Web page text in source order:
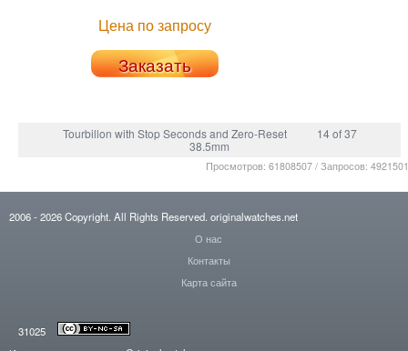
Цена по запросу
Заказать
Tourbillon with Stop Seconds and Zero-Reset
14 of 37
38.5mm
Просмотров: 61808507 / Запросов:
2006- 2026Copyright. All Rights Reserved. originalwatches.net
О нас
Контакты
Карта сайта
31025